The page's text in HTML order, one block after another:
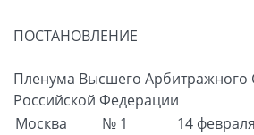
ПОСТАНОВЛЕНИЕ
Пленума Высшего Арбитражного
Российской Федерации
Москва
№ 1
14